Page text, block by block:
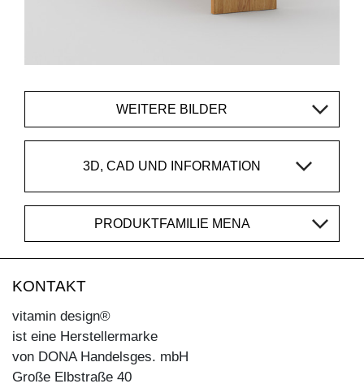
WEITERE BILDER
3D, CAD UND INFORMATION
PRODUKTFAMILIE MENA
KONTAKT
vitamin design®
ist eine Herstellermarke
von DONA Handelsges. mbH
Große Elbstraße 40